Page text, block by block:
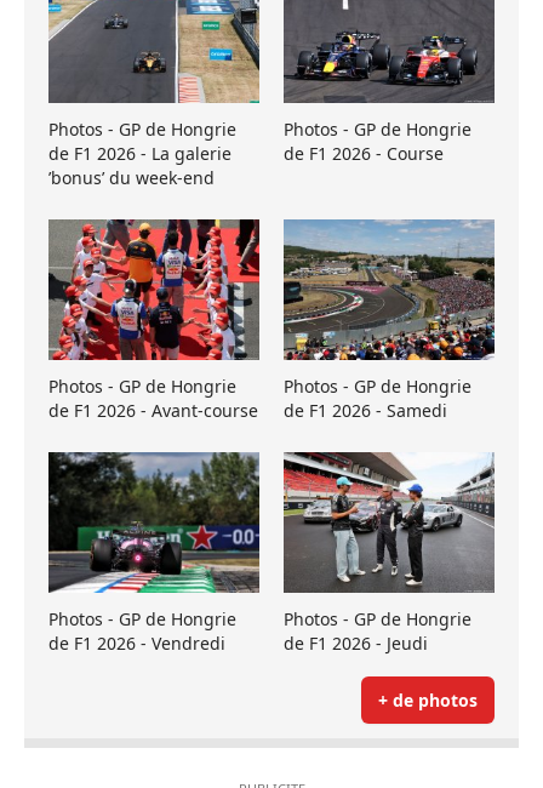
Photos - GP de Hongrie
de F1 2026 - La galerie
’bonus’ du week-end
Photos - GP de Hongrie
de F1 2026 - Course
Photos - GP de Hongrie
de F1 2026 - Avant-course
Photos - GP de Hongrie
de F1 2026 - Samedi
Photos - GP de Hongrie
de F1 2026 - Vendredi
Photos - GP de Hongrie
de F1 2026 - Jeudi
+ de photos